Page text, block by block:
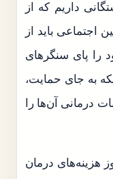
داریم که از
اجتماعی باید از
را پای سنگرهای
به جای حمایت،
درمانی آن‌ها را
هزینه‌های درمان